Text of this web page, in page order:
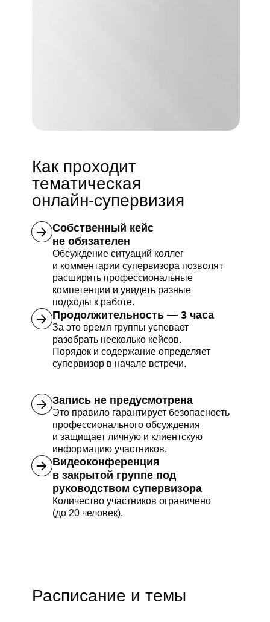
Как проходит
тематическая
онлайн-супервизия
Собственный кейс
не обязателен
Обсуждение ситуаций коллег
и комментарии супервизора позволят
расширить профессиональные
компетенции и увидеть разные
подходы к работе.
Продолжительность — 3 часа
За это время группы успевает
разобрать несколько кейсов.
Порядок и содержание определяет
супервизор в начале встречи.
Запись не предусмотрена
Это правило гарантирует безопасность
профессионального обсуждения
и защищает личную и клиентскую
информацию участников.
Видеоконференция
в закрытой группе под
руководством супервизора
Количество участников ограничено
(до 20 человек).
Расписание и темы